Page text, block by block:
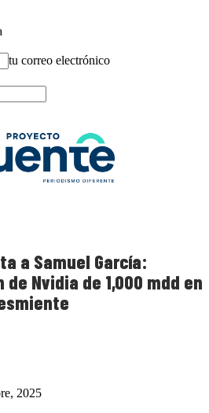
tu correo electrónico
a Samuel García:
Nvidia de 1,000 mdd en
2025